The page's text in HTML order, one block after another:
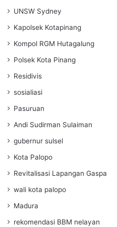
UNSW Sydney
Kapolsek Kotapinang
Kompol RGM Hutagalung
Polsek Kota Pinang
Residivis
sosialiasi
Pasuruan
Andi Sudirman Sulaiman
gubernur sulsel
Kota Palopo
Revitalisasi Lapangan Gaspa
wali kota palopo
Madura
rekomendasi BBM nelayan